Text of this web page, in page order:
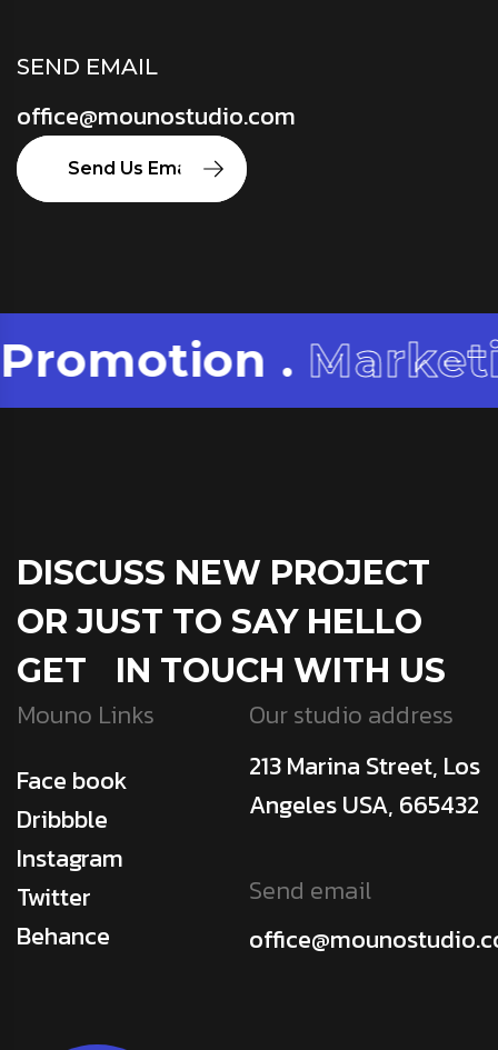
SEND EMAIL
office@mounostudio.com
Send Us Email
.Marketing.
DISCUSS NEW PROJECT
OR JUST TO SAY HELLO
GET IN TOUCH WITH US
Mouno Links
Face book
Dribbble
Instagram
Twitter
Behance
Our studio address
213 Marina Street, Los
Angeles USA, 665432
Send email